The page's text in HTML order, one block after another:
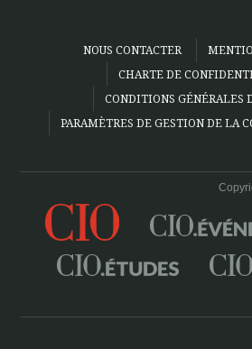
NOUS CONTACTER
CHARTE DE
CONDITIONS GÉNÉRALES
PARAMÈTRES DE GESTION DE LA